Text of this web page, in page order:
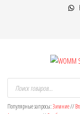
WOMM
Поиск
товаров
Популярные запросы:Зимние//